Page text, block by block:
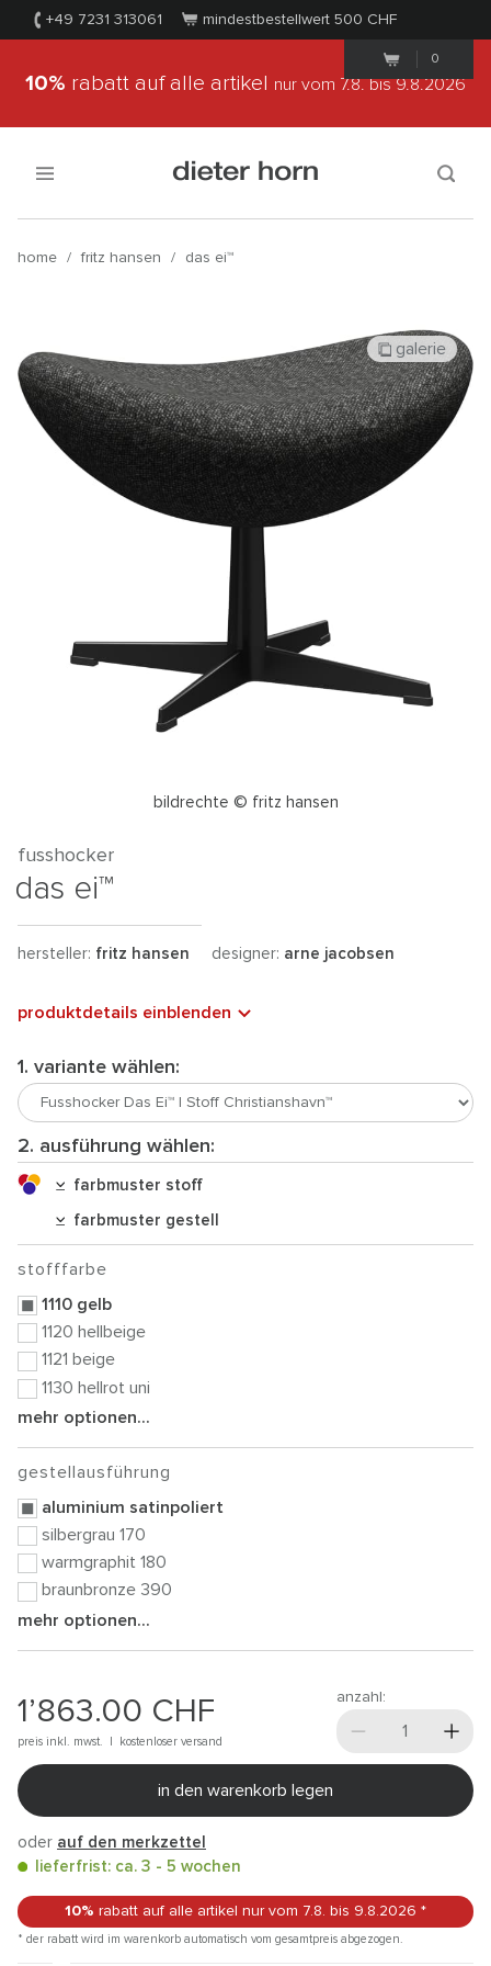
+49 7231 313061 mindestbestellwert 500 CHF
0
10% rabatt auf alle artikel nur vom 7.8.bis 9.8.2026
home / fritz hansen / das ei™
bildrechte © fritz hansen
galerie
fusshocker
das ei™
hersteller: fritz hansen designer: arne jacobsen
produktdetails einblenden
1. variante wählen:
2. ausführung wählen:
farbmuster stoff
farbmuster gestell
stofffarbe
1110 gelb
1120 hellbeige
1121 beige
1130 hellrot uni
mehr optionen...
gestellausführung
aluminium satinpoliert
silbergrau 170
warmgraphit 180
braunbronze 390
mehr optionen...
1’863.00 CHF
preis inkl. mwst. | kostenloser versand
anzahl:
in den warenkorb legen
oder auf den merkzettel
lieferfrist: ca. 3 - 5 wochen
10% rabatt auf alle artikel nur vom 7.8. bis 9.8.2026 *
* der rabatt wird im warenkorb automatisch vom gesamtpreis abgezogen.